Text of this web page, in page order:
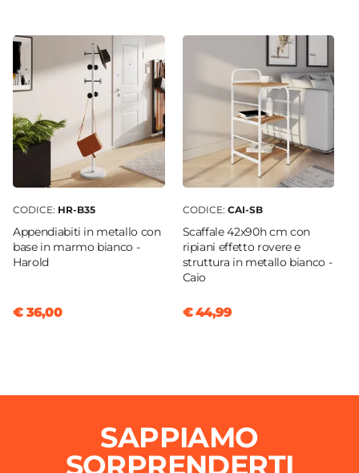
CODICE: HR-B35
Appendiabiti in metallo con
base in marmo bianco -
Harold
€ 36,00
CODICE: CAI-SB
Scaffale 42x90h cm con
ripiani effetto rovere e
struttura in metallo bianco -
Caio
€ 44,99
SAPPIAMO
SORPRENDERTI